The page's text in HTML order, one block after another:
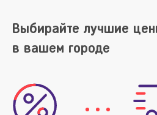
Выбирайте лучшие
в вашем городе